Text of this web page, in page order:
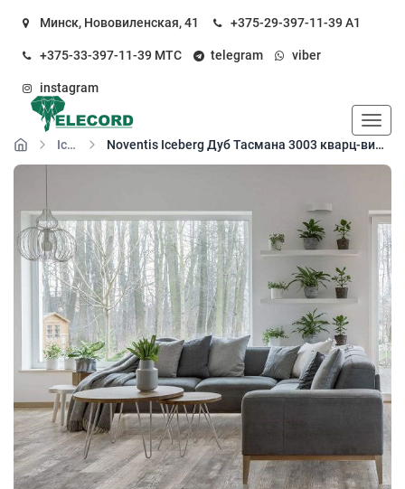
Минск, Нововиленская, 41 +375-29-397-11-39А1
+375-33-397-11-39 МТС telegram viber
instagram
Iceberg
Noventis Iceberg Дуб Тасмана 3003 кварц-виниловый пол (SPC floor)